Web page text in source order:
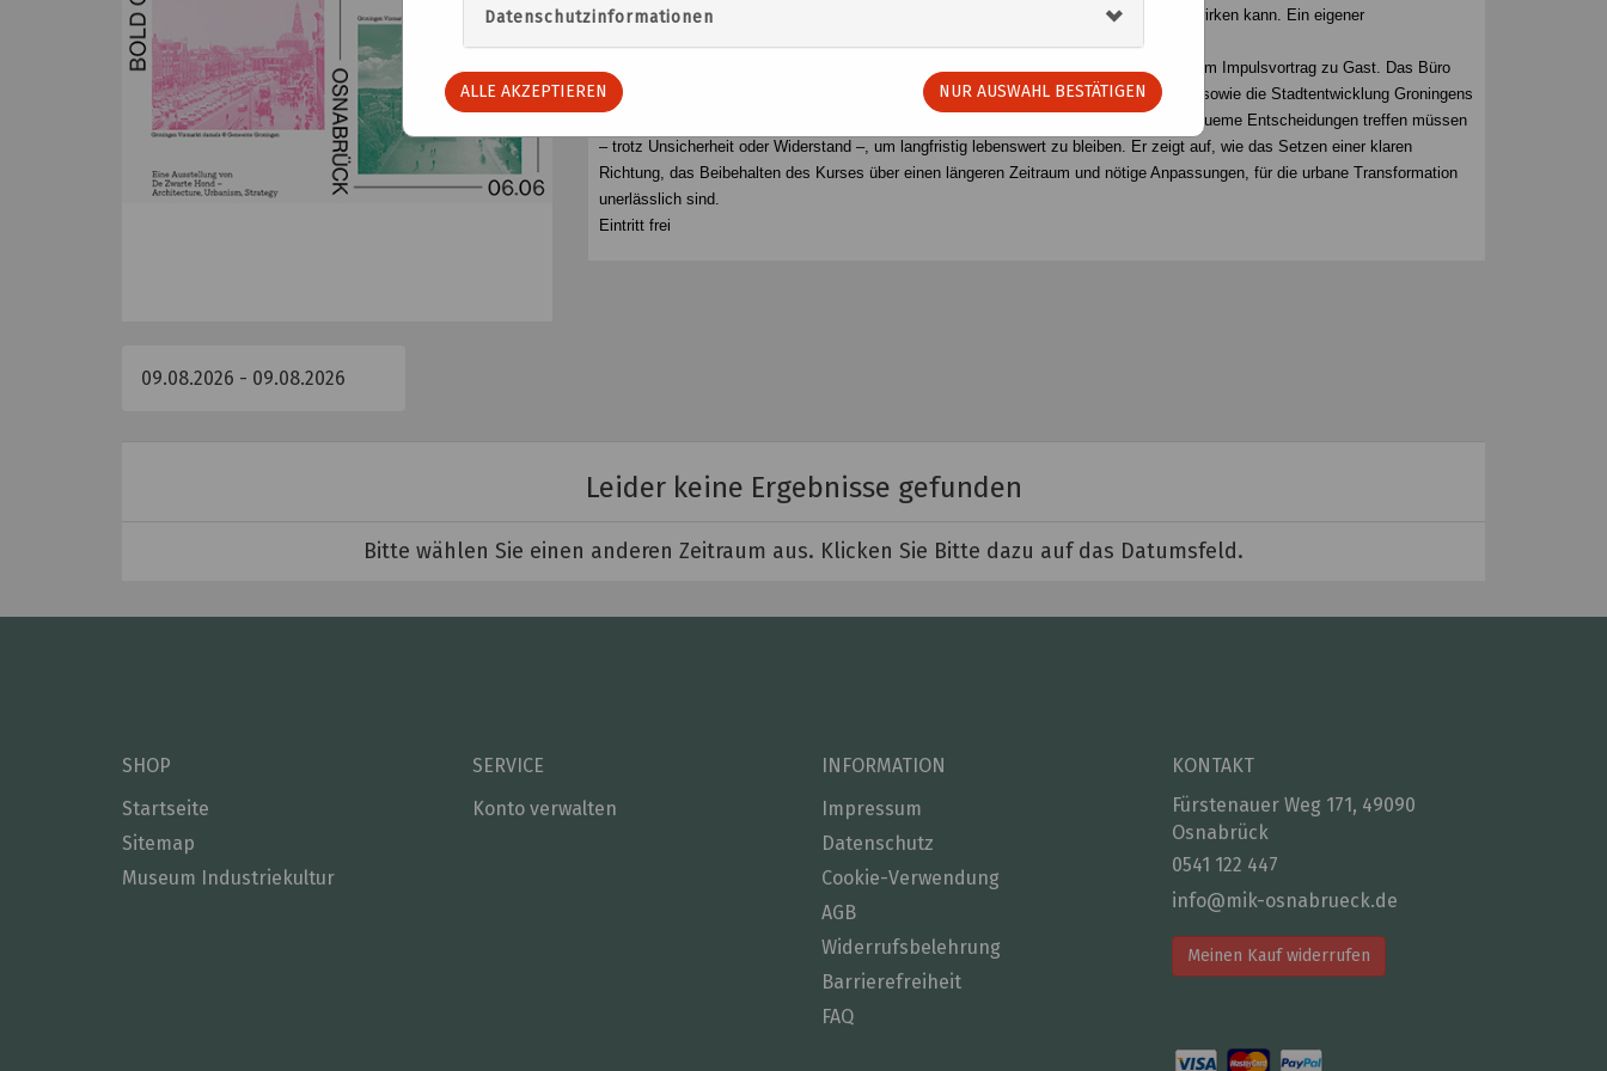
Datenschutzinformationen
ALLE AKZEPTIEREN NUR AUSWAHL BESTÄTIGEN
Am Beispiel der niederländischen Stadt Groningen zeigt sie, wie mutige Stadtplanung wirken kann. Ein eigener
Zur Eröffnung ist Matthias Rottmann (Partner, Stadtplaner bei De Zwarte Hond) mit einem Impulsvortrag zu Gast. Das Büro
mit Standorten in Groningen, Rotterdam, Köln und Berlin hat die Ausstellung konzipiert sowie die Stadtentwicklung Groningens
maßgeblich mitgestaltet. Der Vortrag untersucht, wie Städte klare und manchmal unbequeme Entscheidungen treffen müssen
– trotz Unsicherheit oder Widerstand –, um langfristig lebenswert zu bleiben. Er zeigt auf, wie das Setzen einer klaren
Richtung, das Beibehalten des Kurses über einen längeren Zeitraum und nötige Anpassungen, für die urbane Transformation
unerlässlich sind.
Eintritt frei
Leider keine Ergebnisse gefunden
Bitte wählen Sie einen anderen Zeitraum aus. Klicken Sie Bitte dazu auf das Datumsfeld.
SHOP
Startseite
Sitemap
Museum Industriekultur
SERVICE
Konto verwalten
INFORMATION
Impressum
Datenschutz
Cookie-Verwendung
AGB
Widerrufsbelehrung
Barrierefreiheit
FAQ
KONTAKT
Fürstenauer Weg 171, 49090
Osnabrück
0541 122 447
info@mik-osnabrueck.de
Meinen Kauf widerrufen